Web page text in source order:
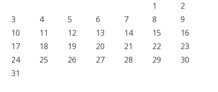
1
2
3
4 5 6 7 8
9
10
11 12 13 14 15
16
17
18 19 20 21 22
23
24
25 26 27 28 29
30
31